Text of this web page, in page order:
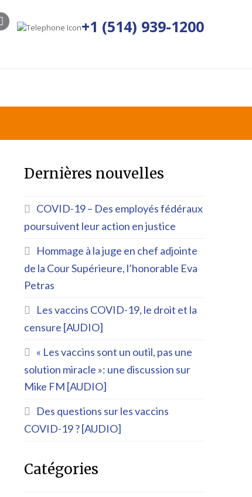
+1 (514) 939-1200
Dernières nouvelles
COVID-19 – Des employés fédéraux
poursuivent leur action en justice
Hommage à la juge en chef adjointe
de la Cour Supérieure, l’honorable Eva
Petras
Les vaccins COVID-19, le droit et la
censure [AUDIO]
« Les vaccins sont un outil, pas une
solution miracle »: une discussion sur
Mike FM [AUDIO]
Des questions sur les vaccins
COVID-19 ? [AUDIO]
Catégories